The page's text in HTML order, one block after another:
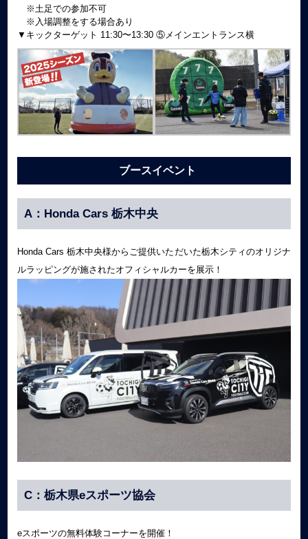
※土足での参加不可
※入場調整をする場合あり
▼キックターゲット 11:30〜13:30 ⑤メインエントランス横
ブースイベント
A：Honda Cars 栃木中央
Honda Cars 栃木中央様からご提供いただいた栃木シティのオリジナ
ルラッピングが施されたオフィシャルカーを展示！
C：栃木県eスポーツ協会
eスポーツの無料体験コーナーを開催！